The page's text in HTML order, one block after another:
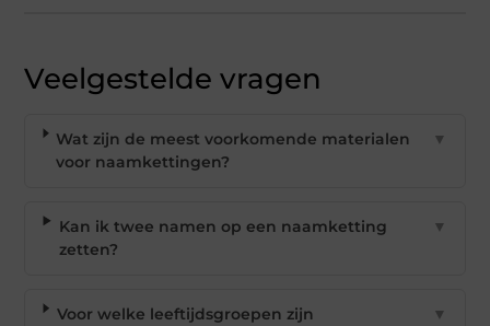
Veelgestelde vragen
Wat zijn de meest voorkomende materialen
voor naamkettingen?
▼
Kan ik twee namen op een naamketting
zetten?
▼
Voor welke leeftijdsgroepen zijn
▼